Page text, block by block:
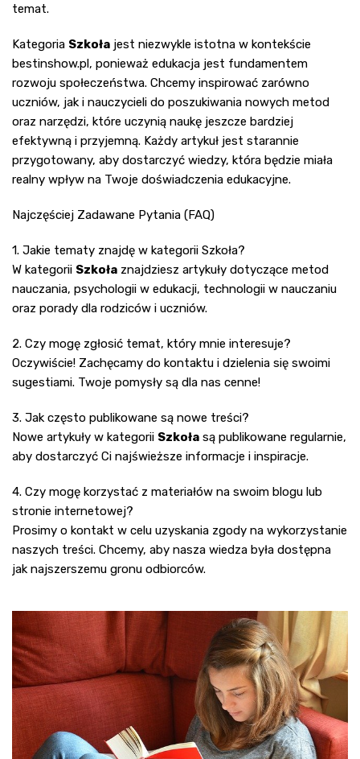
temat.
Kategoria Szkoła jest niezwykle istotna w kontekście
bestinshow.pl, ponieważ edukacja jest fundamentem
rozwoju społeczeństwa. Chcemy inspirować zarówno
uczniów, jak i nauczycieli do poszukiwania nowych metod
oraz narzędzi, które uczynią naukę jeszcze bardziej
efektywną i przyjemną. Każdy artykuł jest starannie
przygotowany, aby dostarczyć wiedzy, która będzie miała
realny wpływ na Twoje doświadczenia edukacyjne.
Najczęściej Zadawane Pytania (FAQ)
1. Jakie tematy znajdę w kategorii Szkoła?
W kategorii Szkoła znajdziesz artykuły dotyczące metod
nauczania, psychologii w edukacji, technologii w nauczaniu
oraz porady dla rodziców i uczniów.
2. Czy mogę zgłosić temat, który mnie interesuje?
Oczywiście! Zachęcamy do kontaktu i dzielenia się swoimi
sugestiami. Twoje pomysły są dla nas cenne!
3. Jak często publikowane są nowe treści?
Nowe artykuły w kategorii Szkoła są publikowane regularnie,
aby dostarczyć Ci najświeższe informacje i inspiracje.
4. Czy mogę korzystać z materiałów na swoim blogu lub
stronie internetowej?
Prosimy o kontakt w celu uzyskania zgody na wykorzystanie
naszych treści. Chcemy, aby nasza wiedza była dostępna
jak najszerszemu gronu odbiorców.